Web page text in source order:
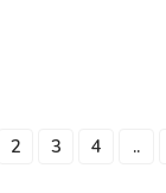
2 3 4 ..